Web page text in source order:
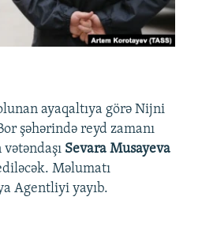
ayaqaltıya görə Nijni
şəhərində reyd zamanı
Sevara Musayeva
Məlumatı
Agentliyi yayıb.